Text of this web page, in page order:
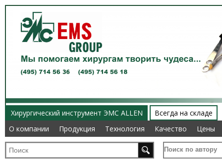
Хирургический инструмент ЭМС ALLEN
О компании
Продукция Технология Качество Цены
Всегда на складе
О компании
Продукция Технология Качество Цены
Поиск по автору